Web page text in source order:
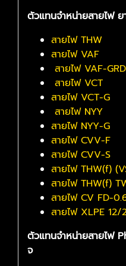
ตัวแทนจำหน่ายสายไฟ
สายไฟ THW
สายไฟ VAF
สายไฟ VAF-GRD
สายไฟ VCT
สายไฟ VCT-G
สายไฟ NYY
สายไฟ NYY-G
สายไฟ CVV-F
สายไฟ CVV-S
สายไฟ THW(f)
สายไฟ THW(f)
สายไฟ CV FD-
สายไฟ XLPE
ตัวแทนจำหน่ายสายไฟ
จ